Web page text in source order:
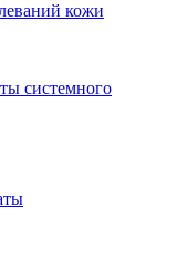
кожи
системного